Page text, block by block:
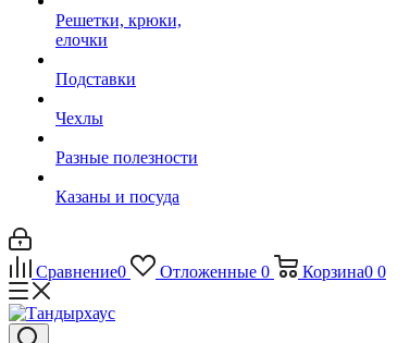
Решетки, крюки,
елочки
Подставки
Чехлы
Разные полезности
Казаны и посуда
Сравнение0 Отложенные 0 Корзина0 0